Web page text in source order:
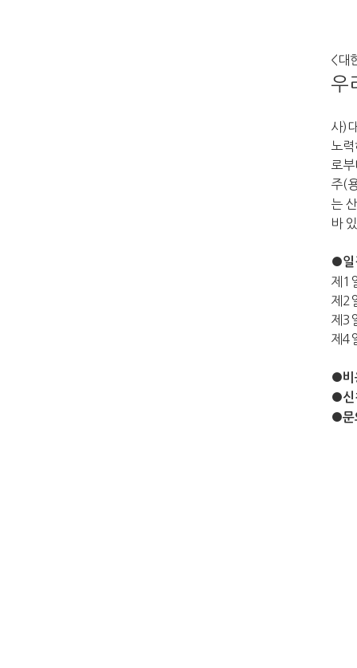
<대
우
사)
노
로
주(
는
바
●일
제 1
제 2
제 3
제 4
●비
●신
●문